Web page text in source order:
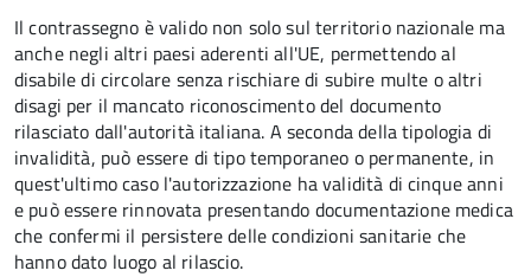
Il contrassegno è valido non solo sul territorio nazionale ma
anche negli altri paesi aderenti all'UE, permettendo al
disabile di circolare senza rischiare di subire multe o altri
disagi per il mancato riconoscimento del documento
rilasciato dall'autorità italiana. A seconda della tipologia di
invalidità, può essere di tipo temporaneo o permanente, in
quest'ultimo caso l'autorizzazione ha validità di cinque anni
e può essere rinnovata presentando documentazione medica
che confermi il persistere delle condizioni sanitarie che
hanno dato luogo al rilascio.